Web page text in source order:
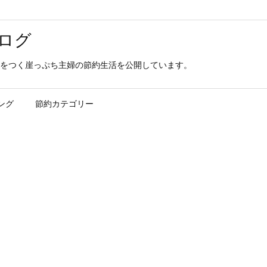
グ
く崖っぷち主婦の節約生活を公開しています。
グ 節約カテゴリー